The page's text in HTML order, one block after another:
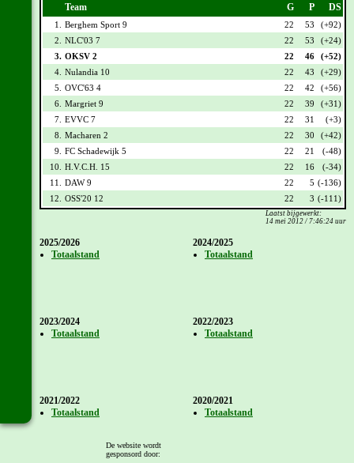
Team G P DS
1. Berghem Sport 9 22 53
(+92)
2.
NLC'03 7 22 53
(+24)
3. OKSV 2 22 46
(+52)
4. Nulandia 10 22 43
(+29)
5.
OVC'63 4 22 42
(+56)
6. Margriet 9 22 39
(+31)
7. EVVC 7 22 31
(+3)
8.
Macharen 2 22 30
(+42)
9.
FC Schadewijk 5 22 21
(-48)
10.
H.V.C.H. 15 22 16
(-34)
11.
DAW 9 22 5 (-136)
12.
OSS'20 12 22 3 (-111)
Laatst bijgewerkt:
14 mei 2012 / 7:46:24 uur
2025/2026
Totaalstand
2024/2025
Totaalstand
2023/2024
Totaalstand
2022/2023
Totaalstand
2021/2022
Totaalstand
2020/2021
Totaalstand
De website wordt
gesponsord door: